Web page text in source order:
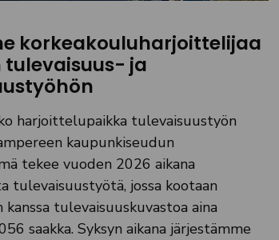
korkeakouluharjoittelijaa
tulevaisuus- ja
harjoittelupaikka tulevaisuustyön
kaupunkiseudun
tekee vuoden 2026 aikana
tulevaisuustyötä, jossa kootaan
kanssa tulevaisuuskuvastoa aina
saakka. Syksyn aikana järjestämme